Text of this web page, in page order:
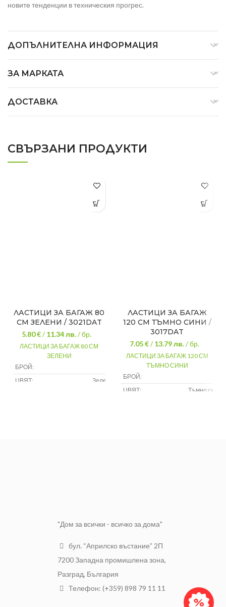
новите тенденции в техническия прогрес.
ДОПЪЛНИТЕЛНА ИНФОРМАЦИЯ
ЗА МАРКАТА
ДОСТАВКА
СВЪРЗАНИ ПРОДУКТИ
ЛАСТИЦИ ЗА БАГАЖ 80
СМ ЗЕЛЕНИ / 3021DAT
5.80 €/11.34лв./ бр.
ЛАСТИЦИ ЗА БАГАЖ 80 СМ
ЗЕЛЕНИ
БРОЙ:
ЦВЯТ:
Зелен
ЛАСТИЦИ ЗА БАГАЖ
120 СМ ТЪМНО СИНИ /
3017DAT
7.05 €/13.79лв./ бр.
ЛАСТИЦИ ЗА БАГАЖ 120 СМ
ТЪМНО СИНИ
БРОЙ:
ЦВЯТ:
Тъмно син
"Дом за всички - всичко за дома"
бул. “Априлско въстание” 2П
7200 Западна промишлена зона,
Разград, България
Телефон: (+359) 898 79 11 11